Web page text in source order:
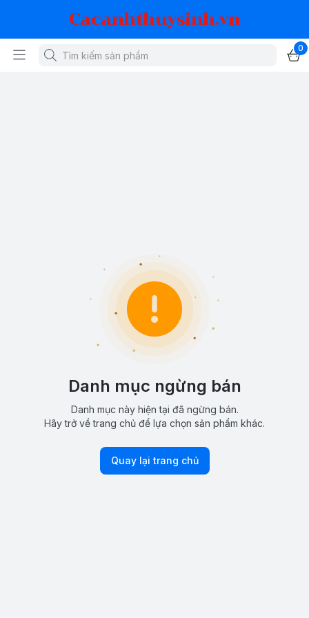
Cacanhthuysinh.vn
0
Danh mục ngừng bán
Danh mục này hiện tại đã ngừng bán.
Hãy trở về trang chủ để lựa chọn sản phẩm khác.
Quay lại trang chủ